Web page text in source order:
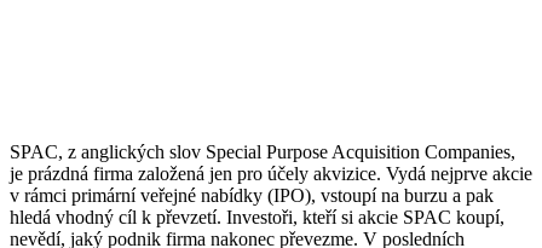
SPAC, z anglických slov Special Purpose Acquisition Companies,
je prázdná firma založená jen pro účely akvizice. Vydá nejprve akcie
v rámci primární veřejné nabídky (IPO), vstoupí na burzu a pak
hledá vhodný cíl k převzetí. Investoři, kteří si akcie SPAC koupí,
nevědí, jaký podnik firma nakonec převezme. V posledních